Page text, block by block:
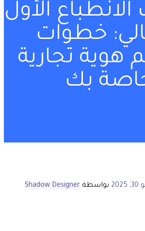
الأول
خطوات
هوية تجارية
بك
بواسطة Shadow Designer